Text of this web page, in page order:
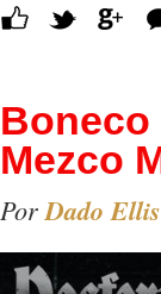
Boneco
Mezco
PorDado Ellis